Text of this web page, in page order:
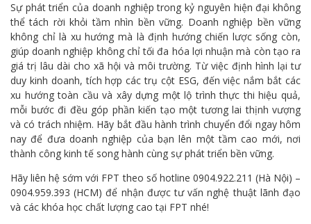
Sự phát triển của doanh nghiệp trong kỷ nguyên hiện đại không
thể tách rời khỏi tầm nhìn bền vững. Doanh nghiệp bền vững
không chỉ là xu hướng mà là định hướng chiến lược sống còn,
giúp doanh nghiệp không chỉ tối đa hóa lợi nhuận mà còn tạo ra
giá trị lâu dài cho xã hội và môi trường. Từ việc định hình lại tư
duy kinh doanh, tích hợp các trụ cột ESG, đến việc nắm bắt các
xu hướng toàn cầu và xây dựng một lộ trình thực thi hiệu quả,
mỗi bước đi đều góp phần kiến tạo một tương lai thịnh vượng
và có trách nhiệm. Hãy bắt đầu hành trình chuyển đổi ngay hôm
nay để đưa doanh nghiệp của bạn lên một tầm cao mới, nơi
thành công kinh tế song hành cùng sự phát triển bền vững.
Hãy liên hệ sớm với FPT theo số hotline 0904.922.211 (Hà Nội) –
0904.959.393 (HCM) để nhận được tư vấn nghệ thuật lãnh đạo
và các khóa học chất lượng cao tại FPT nhé!